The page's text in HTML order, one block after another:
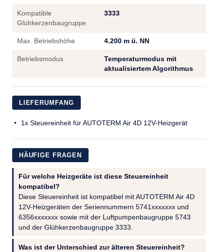
Kompatible
Glühkerzenbaugruppe
3333
Max. Betriebshöhe 4.200 m ü. NN
Betriebsmodus
Temperaturmodus mit
aktualisiertem Algorithmus
LIEFERUMFANG
1x Steuereinheit für AUTOTERM Air 4D 12V-Heizgerät
HÄUFIGE FRAGEN
Für welche Heizgeräte ist diese Steuereinheit
kompatibel?
Diese Steuereinheit ist kompatibel mit AUTOTERM Air 4D
12V-Heizgeräten der Seriennummern 5741xxxxxxx und
6356xxxxxxx sowie mit der Luftpumpenbaugruppe 5743
und der Glühkerzenbaugruppe 3333.
Was ist der Unterschied zur älteren Steuereinheit?